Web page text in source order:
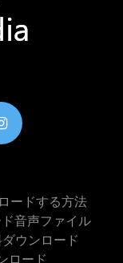
ードする方法
音声ファイル
ウンロード
ロード